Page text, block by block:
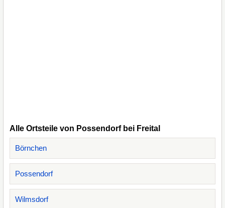
Alle Ortsteile von Possendorf bei Freital
Börnchen
Possendorf
Wilmsdorf